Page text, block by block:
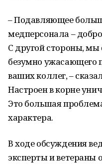
– Подавляющее
медперсонала –
С другой стороны,
безумно ужасающего
ваших коллег, –
Настроен в корне
Это большая
характера.
В ходе обсуждения
эксперты и ветераны